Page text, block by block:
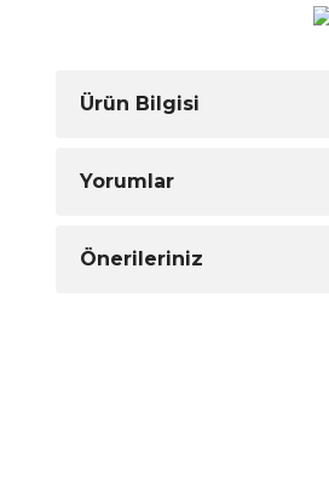
Ürün Bilgisi
Yorumlar
Önerileriniz